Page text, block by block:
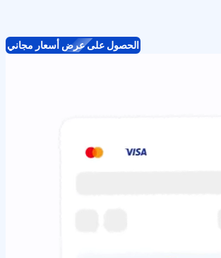
الحصول على عرض أسعار مجاني